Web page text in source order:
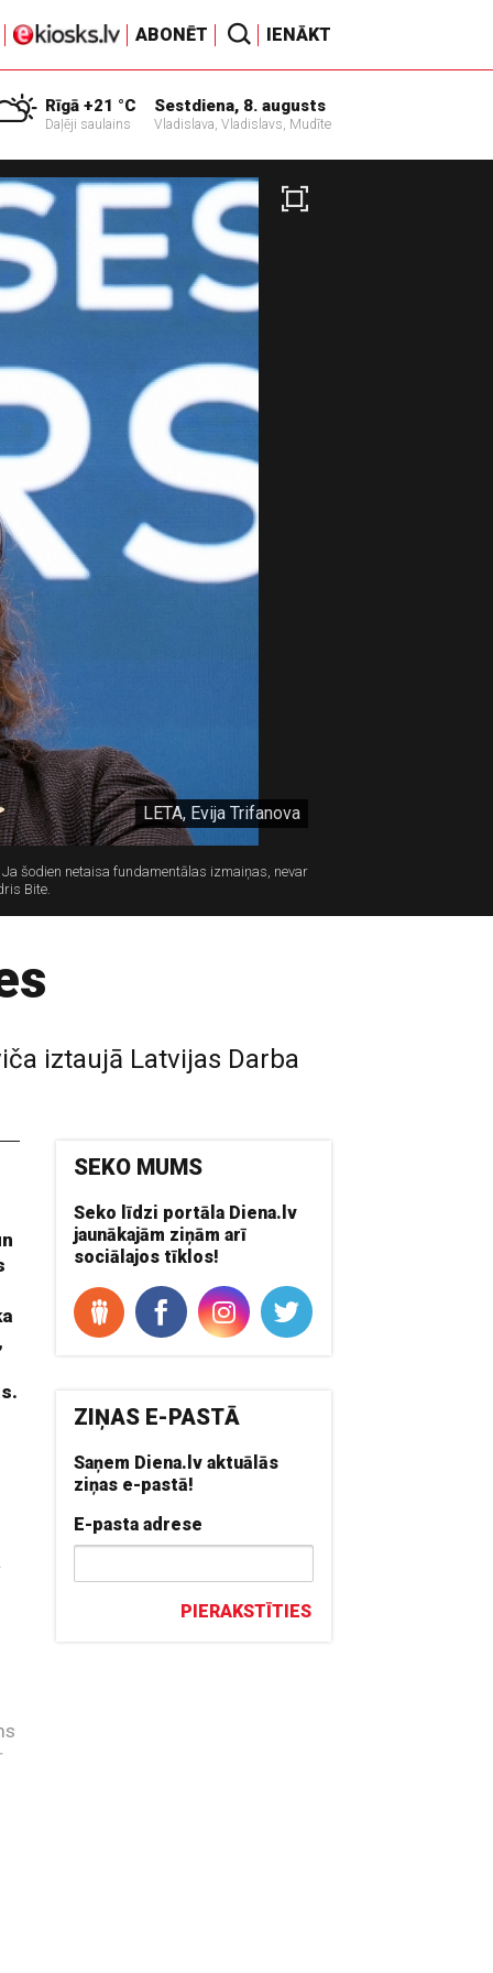
ABONĒT IENĀKT
Rīgā +21 °C
Daļēji saulains
Sestdiena, 8. augusts
Vladislava, Vladislavs, Mudīte
LETA, Evija Trifanova
šodien netaisa fundamentālas izmaiņas, nevar
Bite.
iztaujā Latvijas Darba
SEKO MUMS
Seko līdzi portāla Diena.lv
jaunākajām ziņām arī
sociālajos tīklos!
ZIŅAS E-PASTĀ
Saņem Diena.lv aktuālās
ziņas e-pastā!
E-pasta adrese
PIERAKSTĪTIES